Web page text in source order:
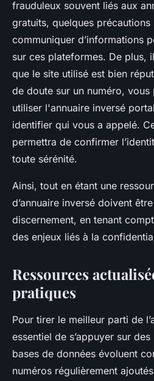
frauduleux souvent liés aux
gratuits, quelques précautions
communiquer d’informations
sur ces plateformes. De plus,
que le site utilisé est bien
de doute sur un numéro, vous
utiliser l'annuaire inversé
identifier qui vous a appelé.
permettra de confirmer
toute sérénité.
Ainsi, tout en étant une
d’annuaire inversé doivent
discernement, en tenant
des enjeux liés à la
Ressources
pratiques
Pour tirer le meilleur parti de
essentiel de s’appuyer sur
bases de données évoluent
numéros régulièrement